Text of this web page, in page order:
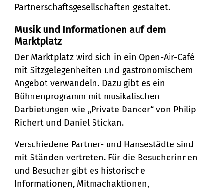
Partnerschaftsgesellschaften gestaltet.
Musik und Informationen auf dem
Marktplatz
Der Marktplatz wird sich in ein Open-Air-Café
mit Sitzgelegenheiten und gastronomischem
Angebot verwandeln. Dazu gibt es ein
Bühnenprogramm mit musikalischen
Darbietungen wie „Private Dancer“ von Philip
Richert und Daniel Stickan.
Verschiedene Partner- und Hansestädte sind
mit Ständen vertreten. Für die Besucherinnen
und Besucher gibt es historische
Informationen, Mitmachaktionen,